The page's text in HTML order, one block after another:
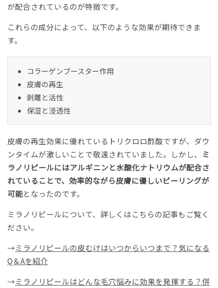
が配合されているのが特徴です。
これらの成分によって、以下のような効果が期待できま
す。
コラーゲンブースター作用
皮膚の再生
剥離と活性
保湿と浸透性
皮膚の再生効果に優れているトリクロロ酢酸ですが、ダウ
ンタイムが激しいことで敬遠されていました。しかし、 ミ
ラノリピールにはアルギニンと水酸化ナトリウムが配合さ
れていることで、効率的ながら皮膚に優しいピーリングが
可能となったのです。
ミラノリピールについて、詳しくはこちらの記事もご覧く
ださい。
→ミラノリピールの皮むけはいつからいつまで？気になる
Q＆Aを紹介
→ミラノリピールはどんな毛穴悩みに効果を発揮する？併